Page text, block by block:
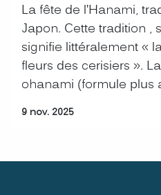
La fête de l’Hanami,
Japon. Cette tradition ,
signifie littéralement «
fleurs des cerisiers ».
ohanami (formule plus
9 nov. 2025